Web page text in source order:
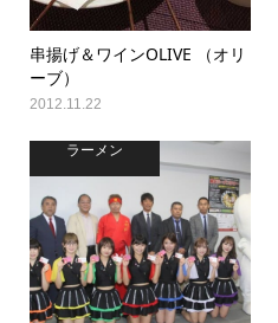
串揚げ＆ワインOLIVE （オリ
ーブ）
2012.11.22
ラーメン